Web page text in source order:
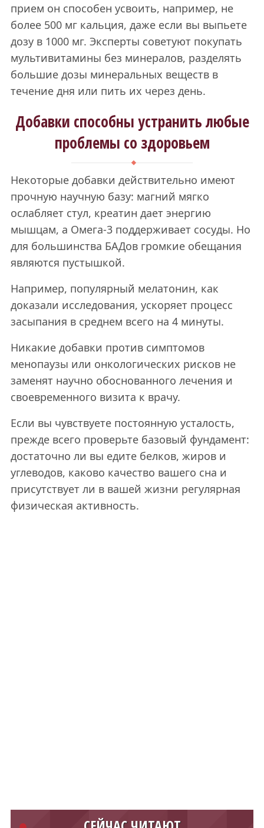
прием он способен усвоить, например, не
более 500 мг кальция, даже если вы выпьете
дозу в 1000 мг. Эксперты советуют покупать
мультивитамины без минералов, разделять
большие дозы минеральных веществ в
течение дня или пить их через день.
Добавки способны устранить любые
проблемы со здоровьем
Некоторые добавки действительно имеют
прочную научную базу: магний мягко
ослабляет стул, креатин дает энергию
мышцам, а Омега-3 поддерживает сосуды. Но
для большинства БАДов громкие обещания
являются пустышкой.
Например, популярный мелатонин, как
доказали исследования, ускоряет процесс
засыпания в среднем всего на 4 минуты.
Никакие добавки против симптомов
менопаузы или онкологических рисков не
заменят научно обоснованного лечения и
своевременного визита к врачу.
Если вы чувствуете постоянную усталость,
прежде всего проверьте базовый фундамент:
достаточно ли вы едите белков, жиров и
углеводов, каково качество вашего сна и
присутствует ли в вашей жизни регулярная
физическая активность.